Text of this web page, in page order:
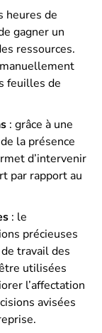
heures de
gagner un
ressources.
feuilles de
: grâce à une
la présence
d’intervenir
par rapport au
: le
précieuses
travail des
utilisées
l’affectation
avisées